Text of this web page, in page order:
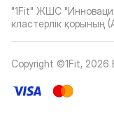
"1Fit" ЖШС
кластерлік қорының
Copyright ©1Fit, 2026